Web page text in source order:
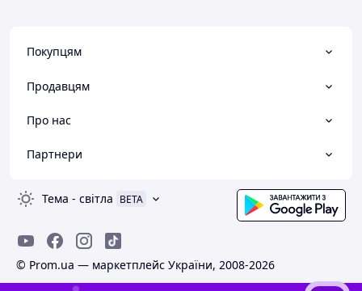
Покупцям
Продавцям
Про нас
Партнери
Тема - світла BETA
© Prom.ua — маркетплейс України, 2008-2026